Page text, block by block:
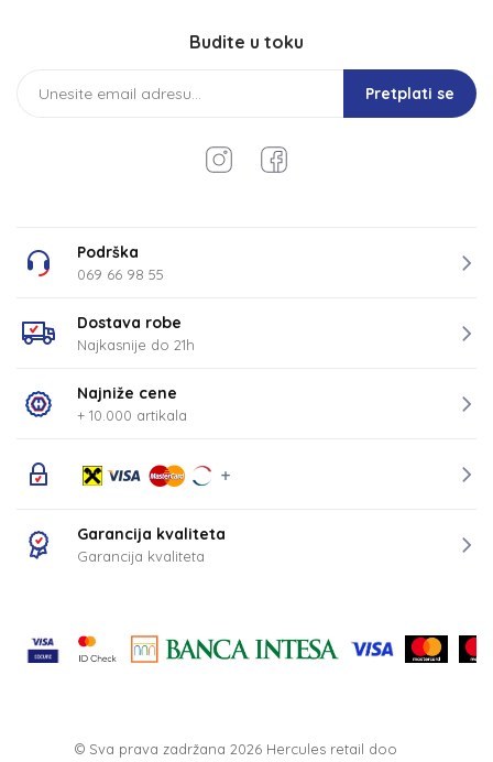
Budite u toku
Pretplati se
Podrška
069 66 98 55
Dostava robe
Najkasnije do 21h
Najniže cene
+ 10.000 artikala
Garancija kvaliteta
Garancija kvaliteta
© Sva prava zadržana 2026Hercules retail doo